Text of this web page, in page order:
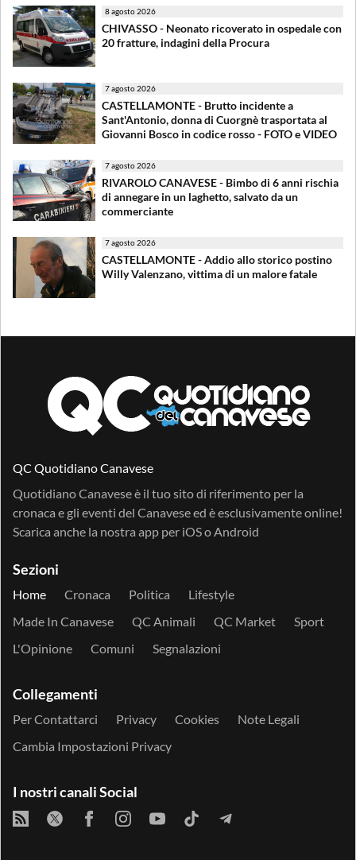
8 agosto 2026
CHIVASSO - Neonato ricoverato in ospedale con
20 fratture, indagini della Procura
7 agosto 2026
CASTELLAMONTE - Brutto incidente a
Sant'Antonio, donna di Cuorgnè trasportata al
Giovanni Bosco in codice rosso - FOTO e VIDEO
7 agosto 2026
RIVAROLO CANAVESE - Bimbo di 6 anni rischia
di annegare in un laghetto, salvato da un
commerciante
7 agosto 2026
CASTELLAMONTE - Addio allo storico postino
Willy Valenzano, vittima di un malore fatale
QC Quotidiano Canavese
Quotidiano Canavese è il tuo sito di riferimento per la
cronaca e gli eventi del Canavese ed è esclusivamente online!
Scarica anche la nostra app per iOSoAndroid
Sezioni
Home Cronaca Politica
Lifestyle
Made In Canavese
QC Animali QC Market
Sport
L'Opinione
Comuni Segnalazioni
Collegamenti
Per Contattarci Privacy Cookies
Note Legali
Cambia Impostazioni Privacy
I nostri canali Social